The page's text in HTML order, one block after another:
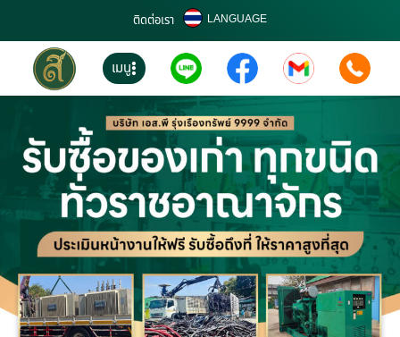
ติดต่อเรา LANGUAGE
เมนู